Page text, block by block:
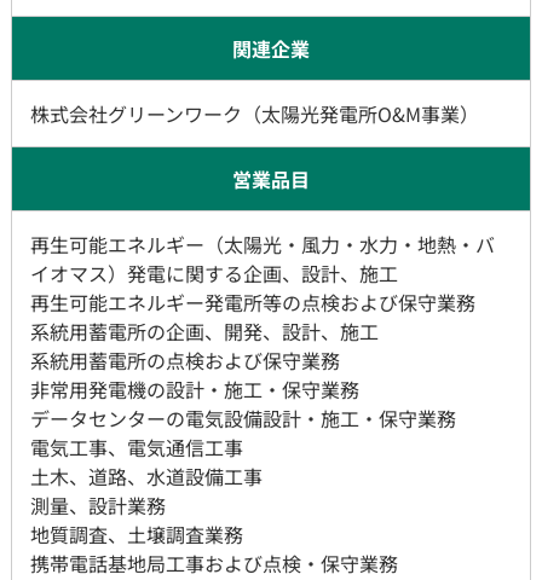
関連企業
株式会社グリーンワーク（太陽光発電所O&M事業）
営業品目
再生可能エネルギー（太陽光・風力・水力・地熱・バ
イオマス）発電に関する企画、設計、施工
​​​​​​再生可能エネルギー発電所等の点検および保守業務
​​​​​​​系統用蓄電所の企画、開発、設計、施工
系統用蓄電所の点検および保守業務
非常用発電機の設計・施工・保守業務​​​​​​​
​​​​​​​データセンターの電気設備設計・施工・保守業務
​​​​​​電気工事、電気通信工事
土木、道路、水道設備工事
測量、設計業務
地質調査、土壌調査業務
携帯電話基地局工事および点検・保守業務